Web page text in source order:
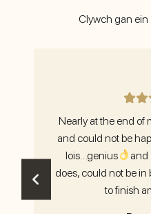
Clywch gan
Nearly at the end of
and could not be
lois…genius
and
does, could not be in
to finish